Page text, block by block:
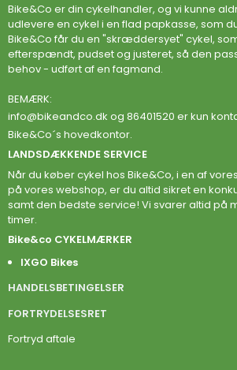
Bike&Co er din cykelhandler, og vi kunne
udlevere en cykel i en flad papkasse, som
Bike&Co får du en "skræddersyet" cykel,
efterspændt, pudset og justeret, så den
behov - udført af en fagmand.
BEMÆRK:
info@bikeandco.dk og 86401520 er kun
Bike&Co´s hovedkontor.
LANDSDÆKKENDE SERVICE
Når du køber cykel hos Bike&Co, i en af
på vores webshop, er du altid sikret en
samt den bedste service! Vi svarer altid på
timer.
Bike&co CYKELMÆRKER
IXGO Bikes
HANDELSBETINGELSER
FORTRYDELSESRET
Fortryd aftale